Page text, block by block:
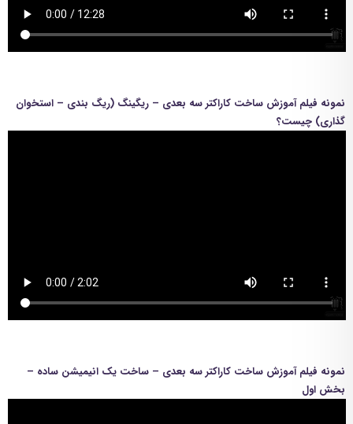
نمونه فیلم آموزش ساخت کاراکتر سه بعدی – ریگینگ (ریگ بندی – استخوان
گذاری) چیست؟
نمونه فیلم آموزش ساخت کاراکتر سه بعدی – ساخت یک انیمیشن ساده –
بخش اول